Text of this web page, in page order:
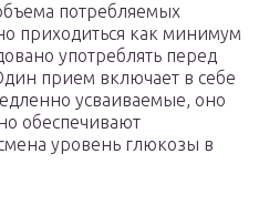
потребляемых
приходиться как минимум
употреблять перед
прием включает в себе
усваиваемые, оно
обеспечивают
уровень глюкозы в